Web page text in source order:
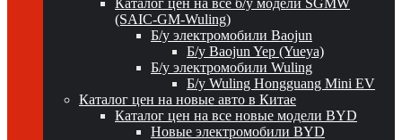
Каталог цен на все б/у модели SGMW
(SAIC-GM-Wuling)
Б/у электромобили Baojun
Б/у Baojun Yep (Yueya)
Б/у электромобили Wuling
Б/у Wuling Hongguang Mini EV
Каталог цен на новые авто в Китае
Каталог цен на все новые модели BYD
Новые электромобили BYD